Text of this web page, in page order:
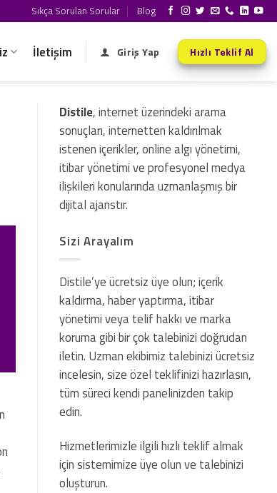
Sıkça Sorulan Sorular Blog
İletişim Giriş Yap Hızlı Teklif Al
Distile, internet üzerindeki arama
sonuçları, internetten kaldırılmak
istenen içerikler, online algı yönetimi,
itibar yönetimi ve profesyonel medya
ilişkileri konularında uzmanlaşmış bir
dijital ajanstır.
Sizi Arayalım
Distile’ye ücretsiz üye olun; içerik
kaldırma, haber yaptırma, itibar
yönetimi veya telif hakkı ve marka
koruma gibi bir çok talebinizi doğrudan
iletin. Uzman ekibimiz talebinizi ücretsiz
incelesin, size özel teklifinizi hazırlasın,
tüm süreci kendi panelinizden takip
edin.
Hizmetlerimizle ilgili hızlı teklif almak
için sistemimize üye olun ve talebinizi
oluşturun.